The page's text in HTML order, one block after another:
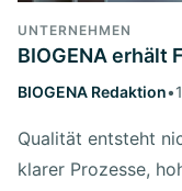
UNTERNEHMEN
BIOGENA
BIOGENA Redaktion•
Qualität entsteht
klarer Prozesse,